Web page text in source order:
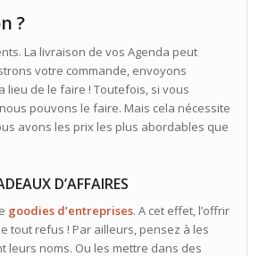
?
La livraison de vos Agenda peut
votre commande, envoyons
lieu de le faire ! Toutefois, si vous
pouvons le faire. Mais cela nécessite
avons les prix les plus abordables que
D’AFFAIRES
goodies d’entreprises. A cet effet, l’offrir
tout refus ! Par ailleurs, pensez à les
leurs noms. Ou les mettre dans des